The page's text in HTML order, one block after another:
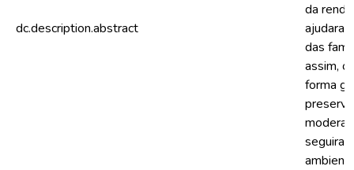
dc.description.abstract
da
das
assim,
forma